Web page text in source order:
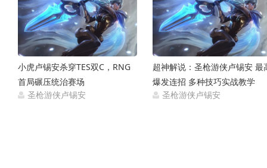
小虎卢锡安杀穿TES双C，RNG
首局碾压统治赛场
圣枪游侠卢锡安
超神解说：圣枪游侠卢锡安 最
爆发连招 多种技巧实战教学
圣枪游侠卢锡安